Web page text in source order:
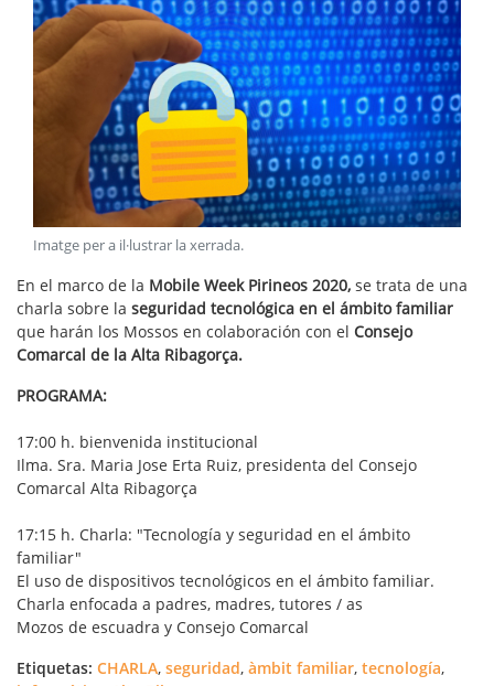
Imatge per a il·lustrar la xerrada.
En el marco de la Mobile Week Pirineos 2020, se trata de una
charla sobre la seguridad tecnológica en el ámbito familiar
que harán los Mossos en colaboración con el Consejo
Comarcal de la Alta Ribagorça.
PROGRAMA:
17:00 h. bienvenida institucional
Ilma. Sra. Maria Jose Erta Ruiz, presidenta del Consejo
Comarcal Alta Ribagorça
17:15 h. Charla: "Tecnología y seguridad en el ámbito
familiar"
El uso de dispositivos tecnológicos en el ámbito familiar.
Charla enfocada a padres, madres, tutores / as
Mozos de escuadra y Consejo Comarcal
Etiquetas: CHARLA, seguridad, àmbit familiar, tecnología,